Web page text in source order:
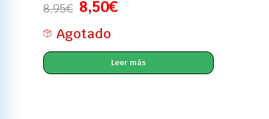
8,95€ 8,50€
Agotado
Leer más